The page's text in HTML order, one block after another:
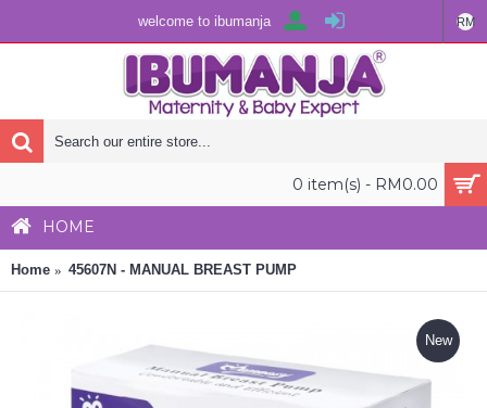
RM
welcome to ibumanja
0 item(s) - RM0.00
HOME
Home 45607N - MANUAL BREAST PUMP
New